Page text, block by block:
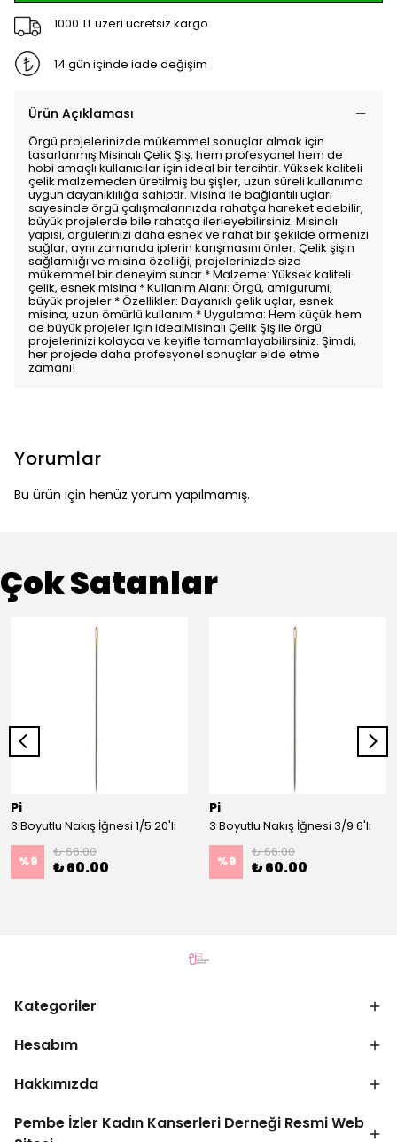
1000 TL üzeri ücretsiz kargo
14 gün içinde iade değişim
Ürün Açıklaması
Örgü projelerinizde mükemmel sonuçlar almak için
tasarlanmış Misinalı Çelik Şiş, hem profesyonel hem de
hobi amaçlı kullanıcılar için ideal bir tercihtir. Yüksek kaliteli
çelik malzemeden üretilmiş bu şişler, uzun süreli kullanıma
uygun dayanıklılığa sahiptir. Misina ile bağlantılı uçları
sayesinde örgü çalışmalarınızda rahatça hareket edebilir,
büyük projelerde bile rahatça ilerleyebilirsiniz. Misinalı
yapısı, örgülerinizi daha esnek ve rahat bir şekilde örmenizi
sağlar, aynı zamanda iplerin karışmasını önler. Çelik şişin
sağlamlığı ve misina özelliği, projelerinizde size
mükemmel bir deneyim sunar.* Malzeme: Yüksek kaliteli
çelik, esnek misina * Kullanım Alanı: Örgü, amigurumi,
büyük projeler * Özellikler: Dayanıklı çelik uçlar, esnek
misina, uzun ömürlü kullanım * Uygulama: Hem küçük hem
de büyük projeler için idealMisinalı Çelik Şiş ile örgü
projelerinizi kolayca ve keyifle tamamlayabilirsiniz. Şimdi,
her projede daha profesyonel sonuçlar elde etme
zamanı!
Yorumlar
Bu ürün için henüz yorum yapılmamış.
Çok Satanlar
Pi
3 Boyutlu Nakış İğnesi 1/5 20'li
%9
₺ 66.00
₺ 60.00
Pi
3 Boyutlu Nakış İğnesi 3/9 6'lı
%9
₺ 66.00
₺ 60.00
Kategoriler
Hesabım
Hakkımızda
Pembe İzler Kadın Kanserleri Derneği Resmi Web